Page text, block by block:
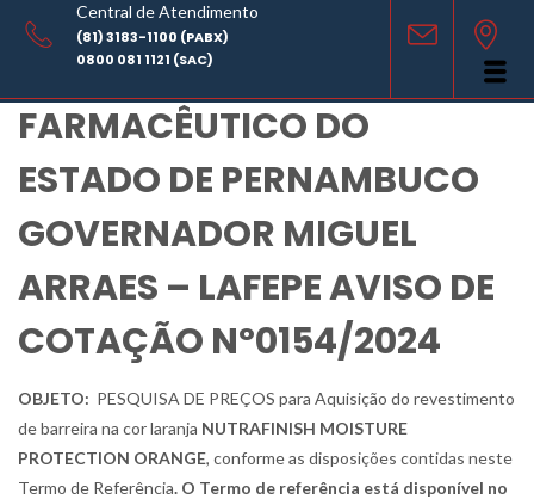
Central de Atendimento
(81) 3183-1100 (PABX)
0800 081 1121 (SAC)
COMPARTILHE
LABORATÓRIO
FARMACÊUTICO DO
ESTADO DE PERNAMBUCO
GOVERNADOR MIGUEL
ARRAES – LAFEPE AVISO DE
COTAÇÃO Nº0154/2024
OBJETO: PESQUISA DE PREÇOS para Aquisição do revestimento
de barreira na cor laranja NUTRAFINISH MOISTURE
PROTECTION ORANGE, conforme as disposições contidas neste
Termo de Referência. O Termo de referência está disponível no